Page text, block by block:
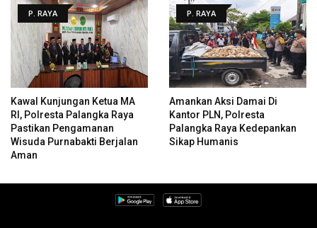
P. RAYA
Kawal Kunjungan Ketua MA
RI, Polresta Palangka Raya
Pastikan Pengamanan
Wisuda Purnabakti Berjalan
Aman
P. RAYA
Amankan Aksi Damai Di
Kantor PLN, Polresta
Palangka Raya Kedepankan
Sikap Humanis